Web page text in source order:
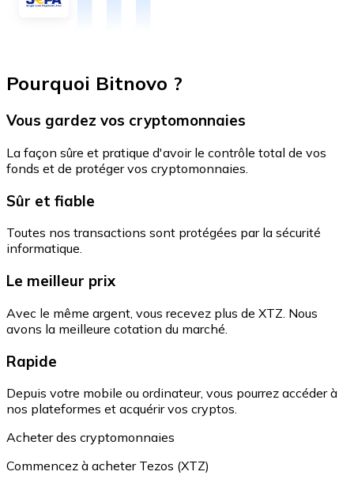
Pourquoi Bitnovo ?
Vous gardez vos cryptomonnaies
La façon sûre et pratique d'avoir le contrôle total de vos
fonds et de protéger vos cryptomonnaies.
Sûr et fiable
Toutes nos transactions sont protégées par la sécurité
informatique.
Le meilleur prix
Avec le même argent, vous recevez plus de XTZ. Nous
avons la meilleure cotation du marché.
Rapide
Depuis votre mobile ou ordinateur, vous pourrez accéder à
nos plateformes et acquérir vos cryptos.
Acheter des cryptomonnaies
Commencez à acheter Tezos (XTZ)